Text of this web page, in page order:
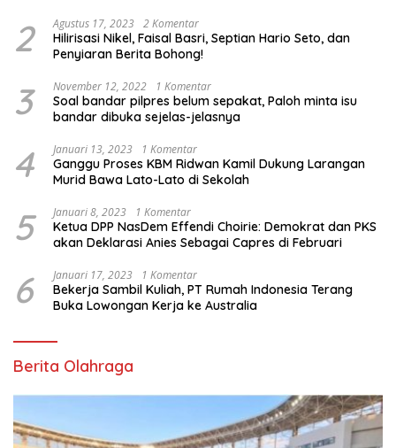
2 Agustus 17, 2023 2 Komentar
Hilirisasi Nikel, Faisal Basri, Septian Hario Seto, dan
Penyiaran Berita Bohong!
3 November 12, 2022 1 Komentar
Soal bandar pilpres belum sepakat, Paloh minta isu
bandar dibuka sejelas-jelasnya
4 Januari 13, 2023 1 Komentar
Ganggu Proses KBM Ridwan Kamil Dukung Larangan
Murid Bawa Lato-Lato di Sekolah
5 Januari 8, 2023 1 Komentar
Ketua DPP NasDem Effendi Choirie: Demokrat dan PKS
akan Deklarasi Anies Sebagai Capres di Februari
6 Januari 17, 2023 1 Komentar
Bekerja Sambil Kuliah, PT Rumah Indonesia Terang
Buka Lowongan Kerja ke Australia
Berita Olahraga